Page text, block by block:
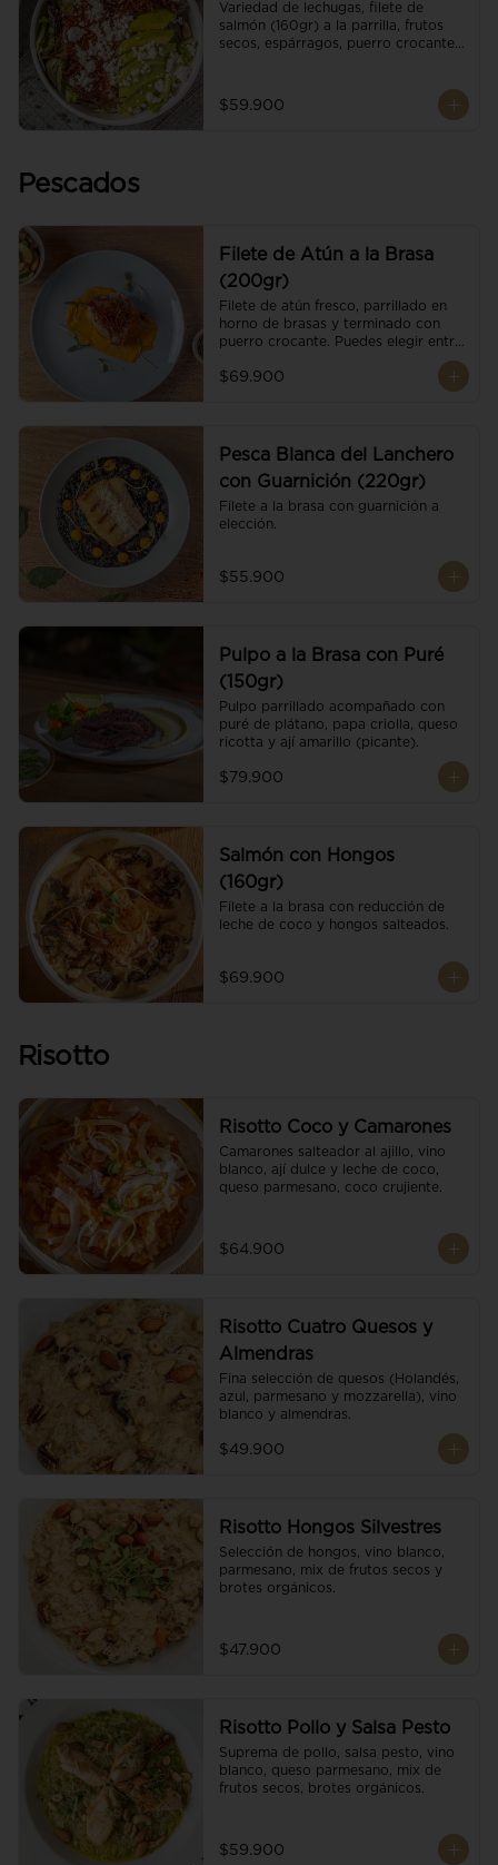
Variedad de lechugas, filete de
salmón (160gr) a la parrilla, frutos
secos, espárragos, puerro crocante,
$59.900
Pescados
Filete de Atún a la Brasa
(200gr)
Filete de atún fresco, parrillado en
horno de brasas y terminado con
puerro crocante. Puedes elegir entre
$69.900
Pesca Blanca del Lanchero
con Guarnición (220gr)
Filete a la brasa con guarnición a
elección.
$55.900
Pulpo a la Brasa con Puré
(150gr)
Pulpo parrillado acompañado con
puré de plátano, papa criolla, queso
ricotta y ají amarillo (picante).
$79.900
Salmón con Hongos
(160gr)
Filete a la brasa con reducción de
leche de coco y hongos salteados.
$69.900
Risotto
Risotto Coco y Camarones
Camarones salteador al ajillo, vino
blanco, ají dulce y leche de coco,
queso parmesano, coco crujiente.
$64.900
Risotto Cuatro Quesos y
Almendras
Fina selección de quesos (Holandés,
azul, parmesano y mozzarella), vino
blanco y almendras.
$49.900
Risotto Hongos Silvestres
Selección de hongos, vino blanco,
parmesano, mix de frutos secos y
brotes orgánicos.
$47.900
Risotto Pollo y Salsa Pesto
Suprema de pollo, salsa pesto, vino
blanco, queso parmesano, mix de
frutos secos, brotes orgánicos.
$59.900